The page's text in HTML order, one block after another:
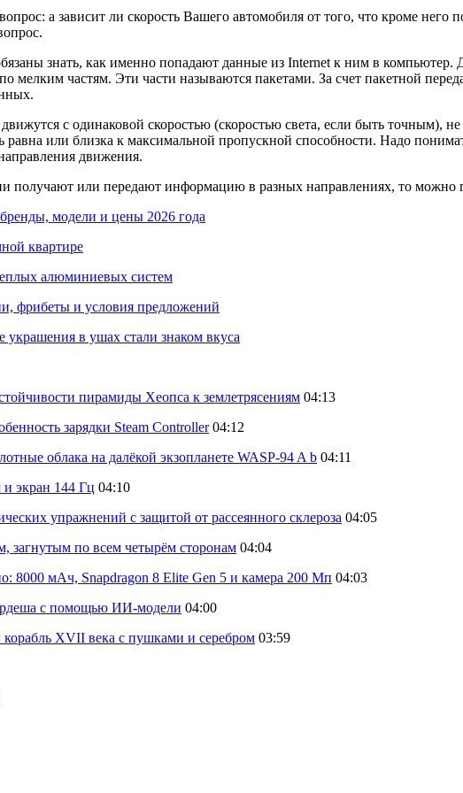
а зависит ли скорость Вашего автомобиля от того, что кроме
знать, как именно попадают данные из Internet к ним в
мелким частям. Эти части называются пакетами. За счет пакетной
с одинаковой скоростью (скоростью света, если быть точным),
равна или близка к максимальной пропускной способности. Надо
движения.
получают или передают информацию в разных направлениях, то можно
модели и цены 2026 года
квартире
алюминиевых систем
фрибеты и условия предложений
украшения в ушах стали знаком вкуса
пирамиды Хеопса к землетрясениям 04:13
зарядки Steam Controller 04:12
облака на далёкой экзопланете WASP-94 A b 04:11
экран 144 Гц 04:10
упражнений с защитой от рассеянного склероза 04:05
загнутым по всем четырём сторонам 04:04
8000 мАч, Snapdragon 8 Elite Gen 5 и камера 200 Мп 04:03
с помощью ИИ-модели 04:00
XVII века с пушками и серебром 03:59